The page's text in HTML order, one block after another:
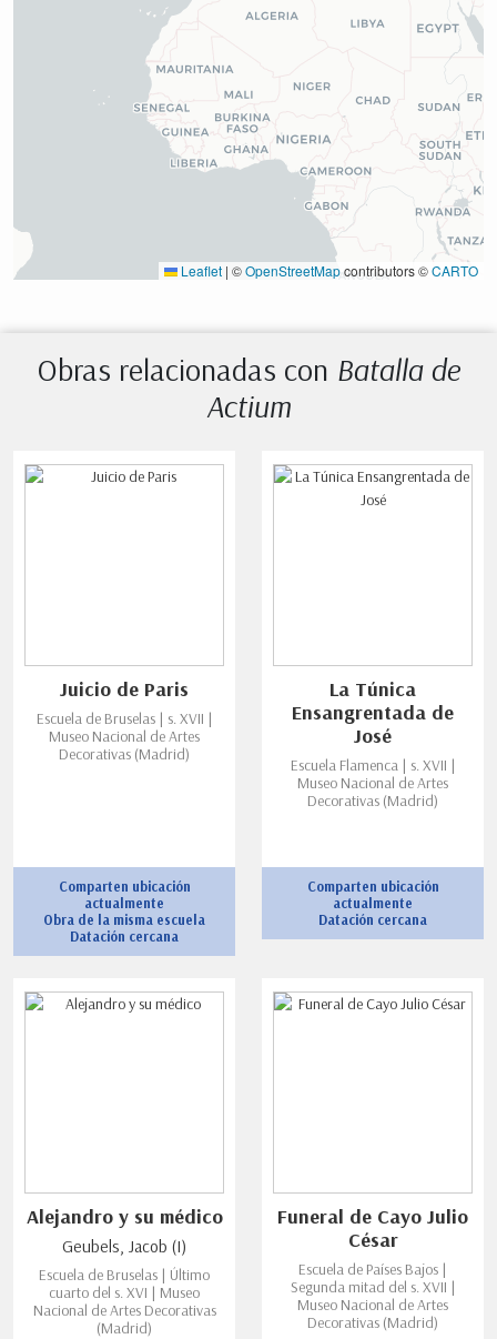
Leaflet | ©OpenStreetMapcontributors ©CARTO
Obras relacionadas con Batalla de
Actium
Juicio de Paris
Escuela de Bruselas | s. XVII |
Museo Nacional de Artes
Decorativas (Madrid)
Comparten ubicación
actualmente
Obra de la misma escuela
Datación cercana
La Túnica
Ensangrentada de
José
Escuela Flamenca | s. XVII |
Museo Nacional de Artes
Decorativas (Madrid)
Comparten ubicación
actualmente
Datación cercana
Alejandro y su médico
Geubels, Jacob (I)
Escuela de Bruselas | Último
cuarto del s. XVI | Museo
Nacional de Artes Decorativas
(Madrid)
Funeral de Cayo Julio
César
Escuela de Países Bajos |
Segunda mitad del s. XVII |
Museo Nacional de Artes
Decorativas (Madrid)